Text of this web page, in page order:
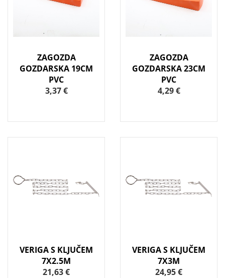
ZAGOZDA
GOZDARSKA 19CM
PVC
3,37 €
ZAGOZDA
GOZDARSKA 23CM
PVC
4,29 €
VERIGA S KLJUČEM
7X2.5M
21,63 €
VERIGA S KLJUČEM
7X3M
24,95 €